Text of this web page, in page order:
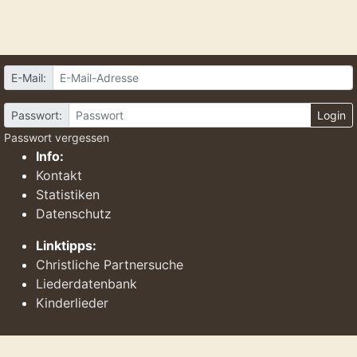
E-Mail:
Passwort:
Login
Passwort vergessen
Info:
Kontakt
Statistiken
Datenschutz
Linktipps:
Christliche Partnersuche
Liederdatenbank
Kinderlieder